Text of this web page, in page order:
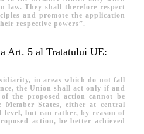
law. They shall therefore respect
and promote the application
respective powers”.
Art. 5 al Tratatului UE:
in areas which do not fall
the Union shall act only if and
the proposed action cannot be
States, either at central
level, but can rather, by reason of
action, be better achieved